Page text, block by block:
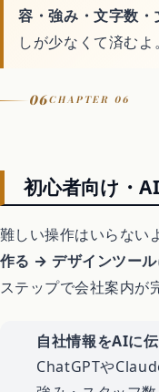
容・強み・文字数・
しが少なくて済むよ。
06CHAPTER 06
初心者向け・
難しい操作はいらないよ
作る → デザインツー
ステップで会社案内が
自社情報をAIに
ChatGPTや